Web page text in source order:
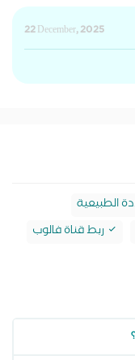
22 December, 2025
الطبيعية
ربط قناة فالوب